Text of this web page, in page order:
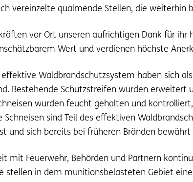
vereinzelte qualmende Stellen, die weiterhin
vor Ort unseren aufrichtigen Dank für ihr
Wert und verdienen höchste
Waldbrandschutzsystem haben sich
Bestehende Schutzstreifen wurden
wurden feucht gehalten und
Schneisen sind Teil des effektiven
und sich bereits bei früheren Bränden bewährt
mit Feuerwehr, Behörden und Partnern
stellen in dem munitionsbelasteten Gebiet